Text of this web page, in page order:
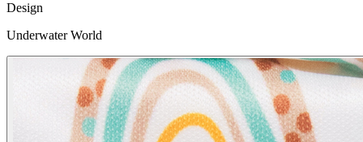
Design
Underwater World